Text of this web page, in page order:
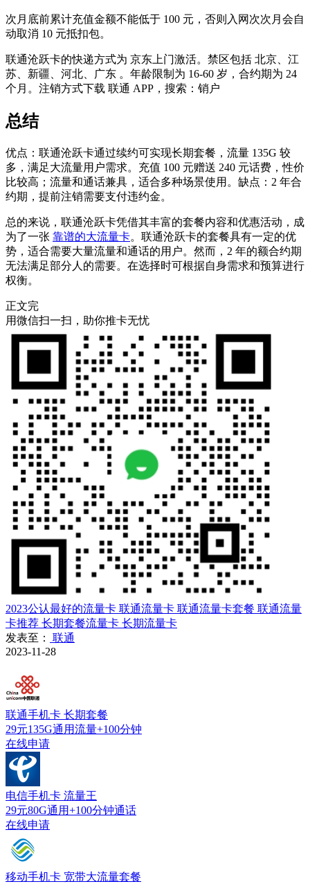
次月底前累计充值金额不能低于 100 元，否则入网次次月会自
动取消 10 元抵扣包。
联通沧跃卡的快递方式为 京东上门激活。 禁区包括 北京、江
苏、新疆、河北、广东 。年龄限制为 16-60 岁，合约期为 24
个月。注销方式下载 联通 APP，搜索：销户
总结
优点：联通沧跃卡通过续约可实现长期套餐，流量 135G 较
多，满足大流量用户需求。充值 100 元赠送 240 元话费，性价
比较高；流量和通话兼具，适合多种场景使用。缺点：2 年合
约期，提前注销需要支付违约金。
总的来说，联通沧跃卡凭借其丰富的套餐内容和优惠活动，成
为了一张 靠谱的大流量卡。联通沧跃卡的套餐具有一定的优
势，适合需要大量流量和通话的用户。然而，2 年的额合约期
无法满足部分人的需要。在选择时可根据自身需求和预算进行
权衡。
正文完
用微信扫一扫，助你推卡无忧
2023公认最好的流量卡 联通流量卡 联通流量卡套餐 联通流量
卡推荐 长期套餐流量卡 长期流量卡
发表至：
联通
2023-11-28
联通手机卡 长期套餐
29元135G通用流量+100分钟
在线申请
电信手机卡 流量王
29元80G通用+100分钟通话
在线申请
移动手机卡 宽带大流量套餐